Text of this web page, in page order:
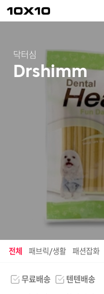
텐
바
닥터심
Drshimm
전체 패브릭/생활 패션잡화
무료배송 텐텐배송